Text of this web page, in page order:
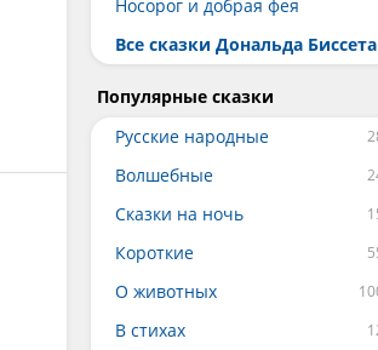
Носорог и добрая фея
Все сказки Дональда Биссета
Популярные сказки
Русские народные
Волшебные
Сказки на ночь
Короткие
О животных
В стихах